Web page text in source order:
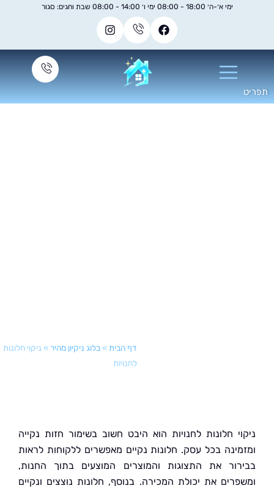
»בלוג ניקיון מהיר »ניקוי חלונות
חלונות לחנויות הוא היבט חשוב בשימור חזות נקייה
בכל עסק. חלונות נקיים מאפשרים ללקוחות לראות
את התצוגות והמוצרים המוצעים בתוך החנות,
את יכולת המכירה. בנוסף, חלונות נוצצים ונקיים